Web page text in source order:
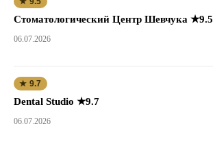
Стоматологический Центр Шевчука ★9.5
06.07.2026
★ 9.7
Dental Studio ★9.7
06.07.2026